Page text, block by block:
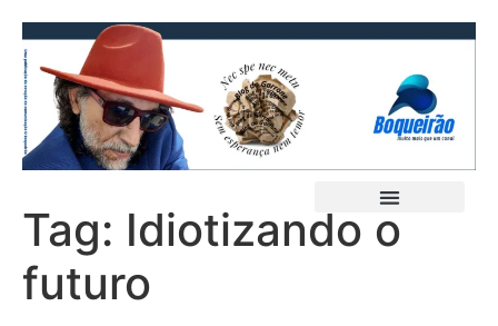
Tag: Idiotizando o
futuro